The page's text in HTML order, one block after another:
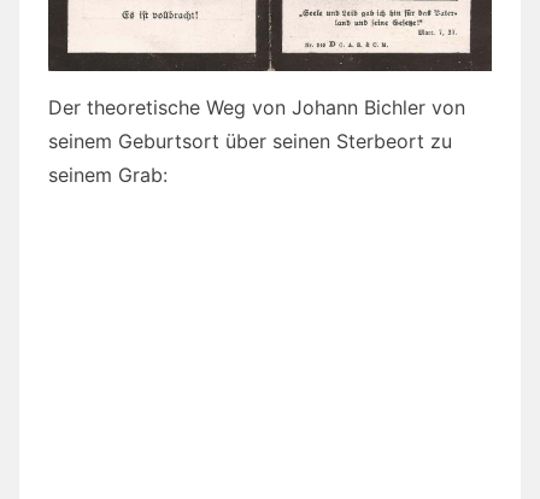
Der theoretische Weg von Johann Bichler von
seinem Geburtsort über seinen Sterbeort zu
seinem Grab: